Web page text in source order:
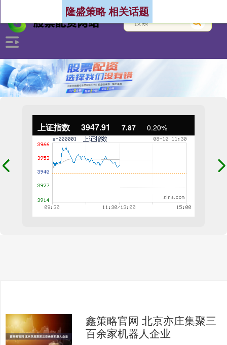
上证指数 3947.91 7.87 0.20%
隆盛策略 相关话题
鑫策略官网 北京亦庄集聚三
百余家机器人企业